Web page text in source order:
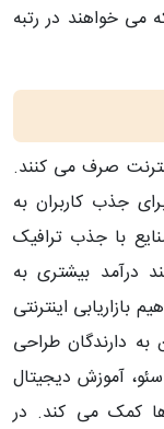
خواهند در رتبه
صرف می کنند.
جذب کاربران به
با جذب ترافیک
درآمد بیشتری به
بازاریابی اینترنتی
به دارندگان طراحی
آموزش دیجیتال
کمک می کند. در